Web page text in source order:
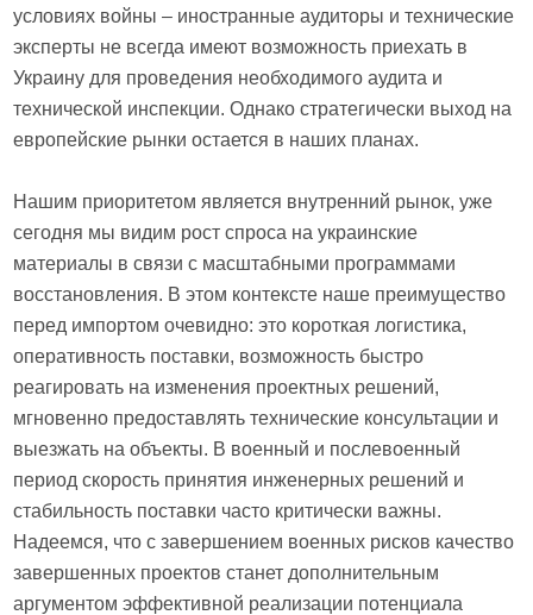
условиях войны – иностранные аудиторы и технические
эксперты не всегда имеют возможность приехать в
Украину для проведения необходимого аудита и
технической инспекции. Однако стратегически выход на
европейские рынки остается в наших планах.
Нашим приоритетом является внутренний рынок, уже
сегодня мы видим рост спроса на украинские
материалы в связи с масштабными программами
восстановления. В этом контексте наше преимущество
перед импортом очевидно: это короткая логистика,
оперативность поставки, возможность быстро
реагировать на изменения проектных решений,
мгновенно предоставлять технические консультации и
выезжать на объекты. В военный и послевоенный
период скорость принятия инженерных решений и
стабильность поставки часто критически важны.
Надеемся, что с завершением военных рисков качество
завершенных проектов станет дополнительным
аргументом эффективной реализации потенциала